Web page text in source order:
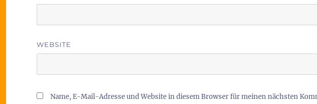
WEBSITE
Name, E-Mail-Adresse und Website in diesem Browser für meinen nächsten